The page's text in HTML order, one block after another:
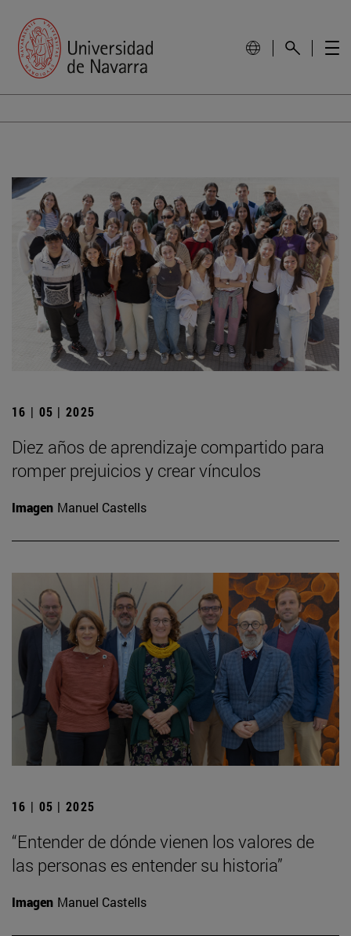
16 | 05 | 2025
Diez años de aprendizaje compartido para
romper prejuicios y crear vínculos
Imagen Manuel Castells
16 | 05 | 2025
“Entender de dónde vienen los valores de
las personas es entender su historia”
Imagen Manuel Castells